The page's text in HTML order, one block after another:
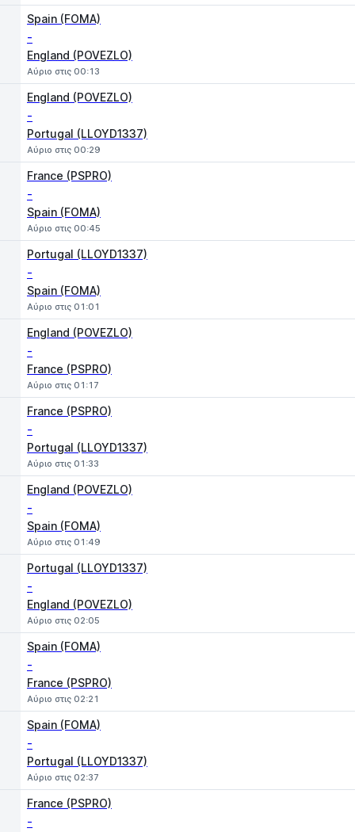
Spain (FOMA)
-
England (POVEZLO)
Αύριο στις 00:13
England (POVEZLO)
-
Portugal (LLOYD1337)
Αύριο στις 00:29
France (PSPRO)
-
Spain (FOMA)
Αύριο στις 00:45
Portugal (LLOYD1337)
-
Spain (FOMA)
Αύριο στις 01:01
England (POVEZLO)
-
France (PSPRO)
Αύριο στις 01:17
France (PSPRO)
-
Portugal (LLOYD1337)
Αύριο στις 01:33
England (POVEZLO)
-
Spain (FOMA)
Αύριο στις 01:49
Portugal (LLOYD1337)
-
England (POVEZLO)
Αύριο στις 02:05
Spain (FOMA)
-
France (PSPRO)
Αύριο στις 02:21
Spain (FOMA)
-
Portugal (LLOYD1337)
Αύριο στις 02:37
France (PSPRO)
-